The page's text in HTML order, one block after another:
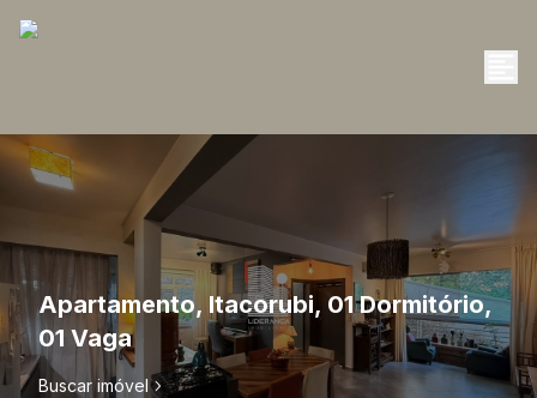
Apartamento, Itacorubi, 01 Dormitório,
01 Vaga
Buscar imóvel